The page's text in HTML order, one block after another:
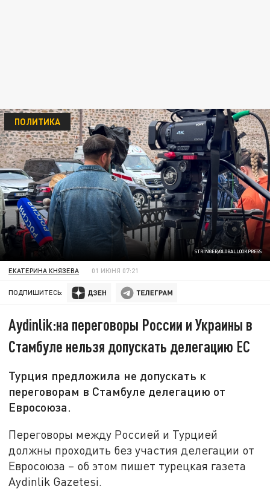
STRINGER/GLOBALLOOKPRESS
ПОЛИТИКА
ЕКАТЕРИНА КНЯЗЕВА 01 ИЮНЯ 07:21
ПОДПИШИТЕСЬ:
Aydinlik:на переговоры России и Украины в
Стамбуле нельзя допускать делегацию ЕС
Турция предложила не допускать к
переговорам в Стамбуле делегацию от
Евросоюза.
Переговоры между Россией и Турцией
должны проходить без участия делегации от
Евросоюза – об этом пишет турецкая газета
Aydinlik Gazetesi.